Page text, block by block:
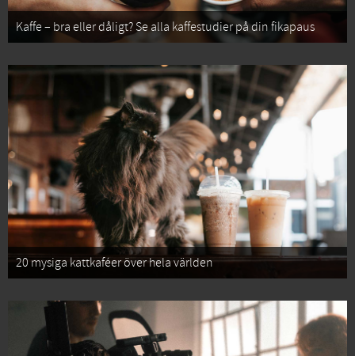
Kaffe – bra eller dåligt? Se alla kaffestudier på din fikapaus
20 mysiga kattkaféer över hela världen